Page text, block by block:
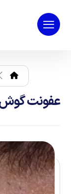
عفونت